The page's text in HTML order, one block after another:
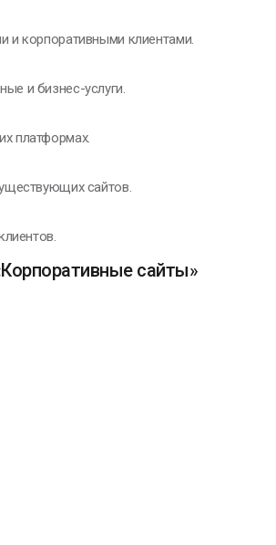
корпоративными клиентами.
и бизнес-услуги.
платформах.
сайтов.
сайты»